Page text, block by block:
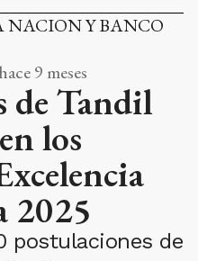
Y BANCO
9 meses
de Tandil
los
2025
postulaciones de